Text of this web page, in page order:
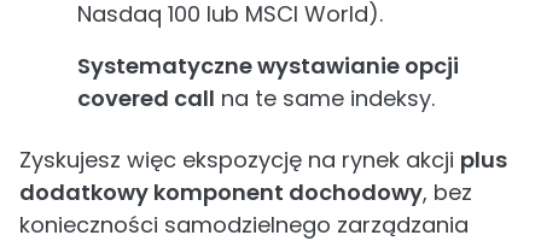
Nasdaq 100 lub MSCI World).
Systematyczne wystawianie opcji
covered call na te same indeksy.
Zyskujesz więc ekspozycję na rynek akcji plus
dodatkowy komponent dochodowy, bez
konieczności samodzielnego zarządzania